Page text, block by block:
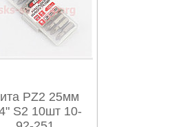
PZ2 25мм
S2 10шт 10-